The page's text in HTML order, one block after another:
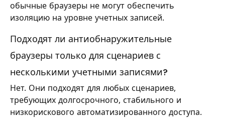
обычные браузеры не могут обеспечить
изоляцию на уровне учетных записей.
Подходят ли антиобнаружительные
браузеры только для сценариев с
несколькими учетными записями?
Нет. Они подходят для любых сценариев,
требующих долгосрочного, стабильного и
низкорискового автоматизированного доступа.